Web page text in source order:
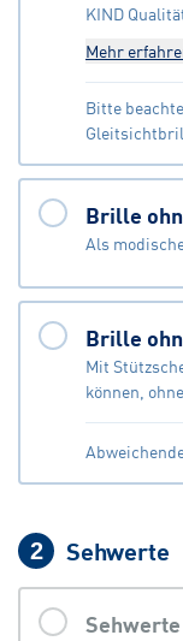
KIND
Mehr
Bitte
Brille
Als
Brille
Mit
können,
2 Sehwerte